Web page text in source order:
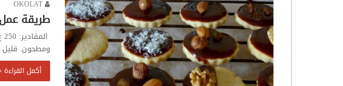
طريقة
ومطحون. قليل من الملح.
أكمل القراءة